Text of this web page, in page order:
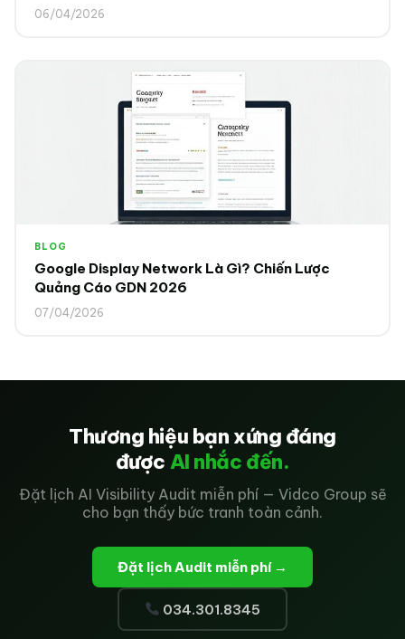
06/04/2026
BLOG
Google Display Network Là Gì? Chiến Lược
Quảng Cáo GDN 2026
07/04/2026
Thương hiệu bạn xứng đáng
được AI nhắc đến.
Đặt lịch AI Visibility Audit miễn phí — Vidco Group sẽ
cho bạn thấy bức tranh toàn cảnh.
Đặt lịch Audit miễn phí →
034.301.8345